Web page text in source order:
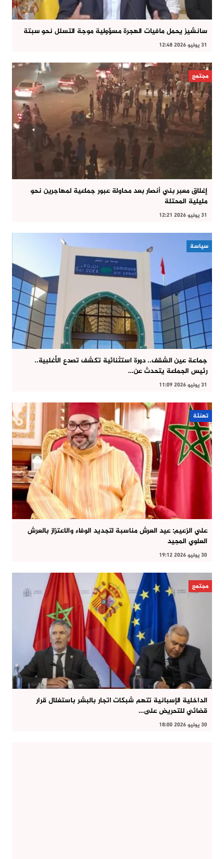
سانشيز يحمل مافيات الهجرة مسؤولية موجة التسلل نحو سبتة
31 يوليو 2026 12:48
مجتمع
إغلاق معبر بني أنصار بعد محاولة عبور جماعية لمهاجرين نحو
مليلية المحتلة
31 يوليو 2026 12:21
سياسة
جماعة عين الشقف.. دورة استثنائية تكشف تصدع الأغلبية..
رئيس الجماعة يتحدث عن…
31 يوليو 2026 11:09
تهنئة
علي الزعيم: عيد العرش مناسبة لتجديد الوفاء والاعتزاز بالعرش
العلوي المجيد
30 يوليو 2026 19:12
مجتمع
الداخلية الإسبانية تتهم شبكات اتجار بالبشر باستغلال قرار
قضائي للتحريض على…
30 يوليو 2026 18:00